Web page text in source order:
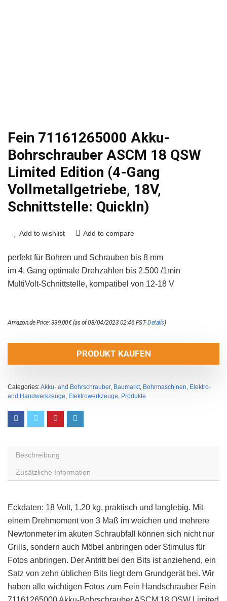
Fein 71161265000 Akku-
Bohrschrauber ASCM 18 QSW
Limited Edition (4-Gang
Vollmetallgetriebe, 18V,
Schnittstelle: QuickIn)
Add to wishlist Add to compare
perfekt für Bohren und Schrauben bis 8 mm
im 4. Gang optimale Drehzahlen bis 2.500 /1min
MultiVolt-Schnittstelle, kompatibel von 12-18 V
Amazon.de Price:339,00€(as of 08/04/2023 02:46 PST-Details)
PRODUKT KAUFEN
Categories:Akku- and Bohrschrauber, Baumarkt Bohrmaschinen Elektro-
and Handwerkzeuge Elektrowerkzeuge Produkte
Beschreibung
Zusätzliche Information
Eckdaten: 18 Volt, 1.20 kg, praktisch und langlebig. Mit
einem Drehmoment von 3 Maß im weichen und mehrere
Newtonmeter im akuten Schraubfall können sich nicht nur
Grills, sondern auch Möbel anbringen oder Stimulus für
Fotos anbringen. Der Antritt bei den Bits ist anziehend, ein
Satz von zehn üblichen Bits liegt dem Grundgerät bei. Wir
haben alle wichtigen Fotos zum Fein Handschrauber Fein